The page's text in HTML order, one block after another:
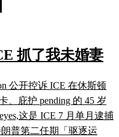
抓了我未婚妻
公开控诉 ICE 在休斯顿
、庇护 pending 的 45 岁
这是 ICE 7 月单月逮捕
普第二任期「驱逐运